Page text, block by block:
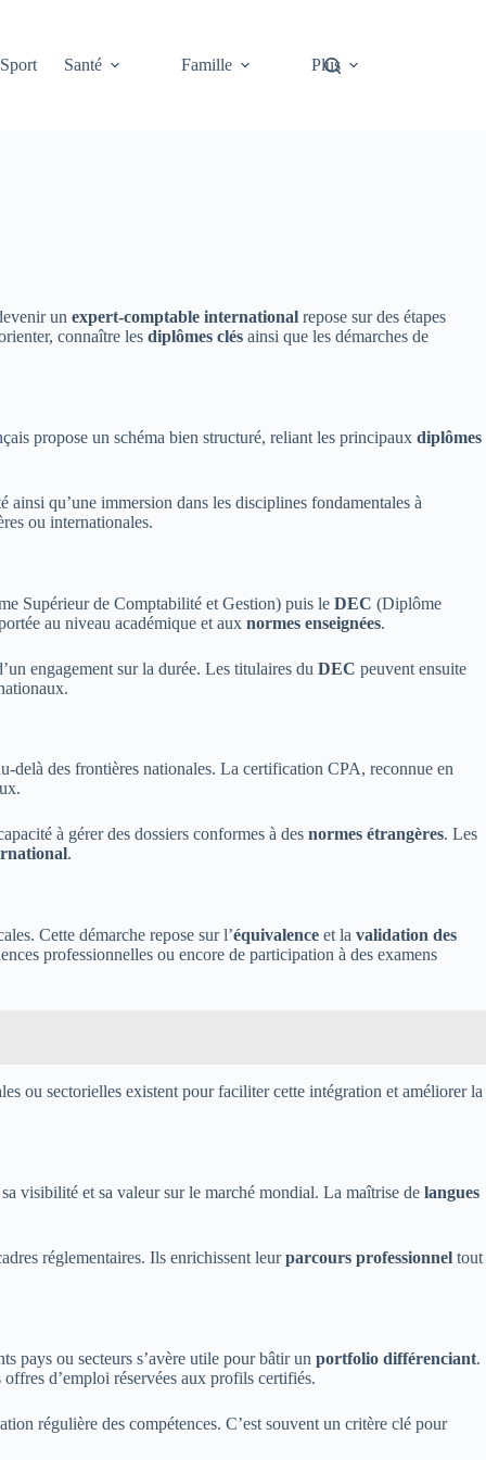
Sport Santé Famille Plus
un expert-comptable international repose sur des étapes
connaître les diplômes clés ainsi que les démarches de
propose un schéma bien structuré, reliant les principaux diplômes
qu’une immersion dans les disciplines fondamentales à
ou internationales.
Supérieur de Comptabilité et Gestion) puis le DEC (Diplôme
au niveau académique et aux normes enseignées.
engagement sur la durée. Les titulaires du DEC peuvent ensuite
delà des frontières nationales. La certification CPA, reconnue en
à gérer des dossiers conformes à des normes étrangères. Les
.
Cette démarche repose sur l’équivalence et la validation des
professionnelles ou encore de participation à des examens
ou sectorielles existent pour faciliter cette intégration et améliorer la
visibilité et sa valeur sur le marché mondial. La maîtrise de langues
réglementaires. Ils enrichissent leurparcours professionnel tout
pays ou secteurs s’avère utile pour bâtir un portfolio différenciant.
d’emploi réservées aux profils certifiés.
régulière des compétences. C’est souvent un critère clé pour